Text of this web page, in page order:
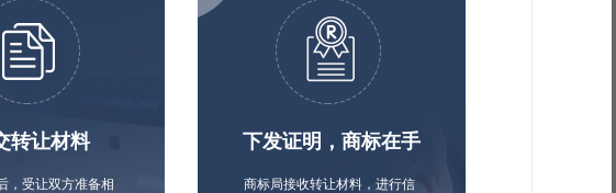
转让材料
，受让双方准备相
下发证明，商标在手
商标局接收转让材料，进行信